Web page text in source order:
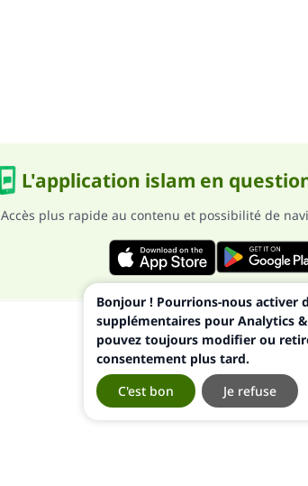
L'application islam en
Accès plus rapide au contenu et possibilité de
Bonjour ! Pourrions-nous activer
supplémentaires pour Analytics
pouvez toujours modifier ou
consentement plus tard.
Je refuse
C'est bon